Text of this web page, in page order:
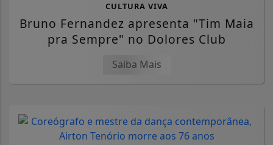
CULTURA VIVA
Bruno Fernandez apresenta "Tim Maia
pra Sempre" no Dolores Club
Saiba Mais